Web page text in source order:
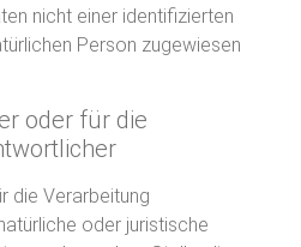
nicht einer identifizierten
Person zugewiesen
oder für die
die Verarbeitung
oder juristische